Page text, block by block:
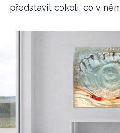
představit cokoli, co v